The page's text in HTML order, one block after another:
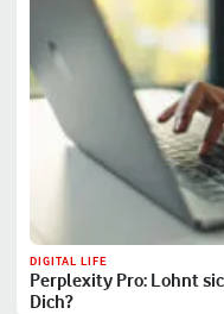
DIGITAL LIFE
Perplexity Pro: Lohnt
Dich?